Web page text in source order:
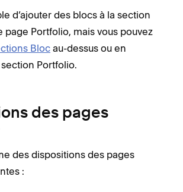
d’ajouter des blocs à la section
page Portfolio, mais vous pouvez
Bloc au-dessus ou en
Portfolio.
des pages
des dispositions des pages
: